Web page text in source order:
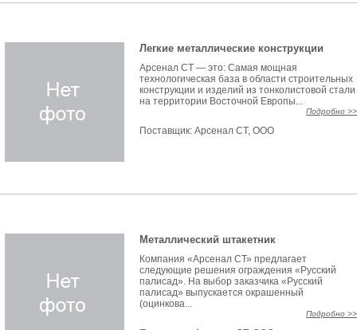
Легкие металлические конструкции
Арсенал СТ — это: Самая мощная
технологическая база в области строительных
конструкции и изделий из тонколистовой стали
на территории Восточной Европы...
Подробно >>
Поставщик: Арсенал СТ, ООО
Металлический штакетник
Компания «Арсенал СТ» предлагает
следующие решения ограждения «Русский
палисад». На выбор заказчика «Русский
палисад» выпускается окрашенный
(оцинкова...
Подробно >>